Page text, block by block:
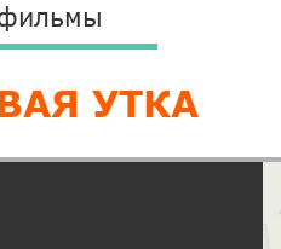
УТКА